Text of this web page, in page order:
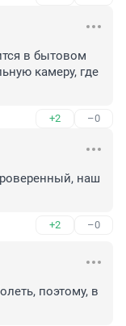
в бытовом
камеру, где
+2 –0
наш
+2 –0
поэтому, в